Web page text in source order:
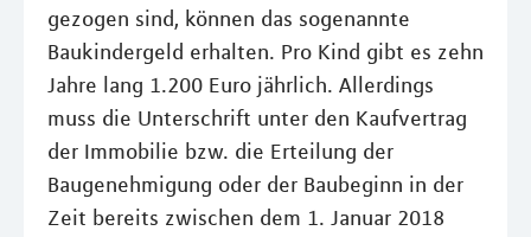
gezogen sind, können das sogenannte
Baukindergeld erhalten. Pro Kind gibt es zehn
Jahre lang 1.200 Euro jährlich. Allerdings
muss die Unterschrift unter den Kaufvertrag
der Immobilie bzw. die Erteilung der
Baugenehmigung oder der Baubeginn in der
Zeit bereits zwischen dem 1. Januar 2018